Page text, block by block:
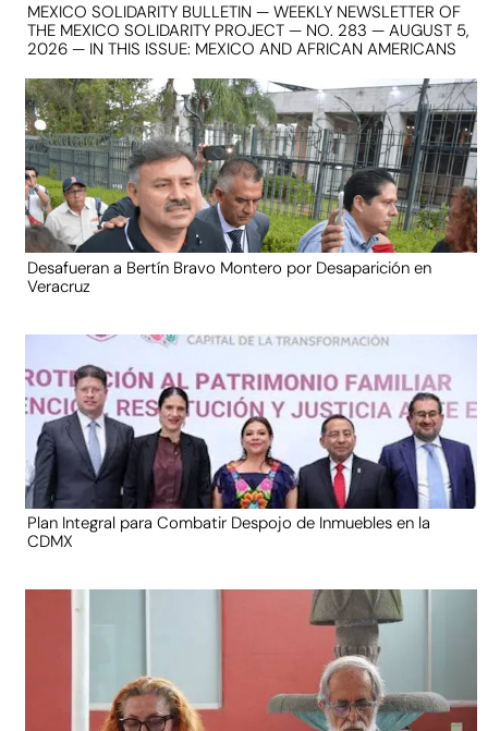
MEXICO SOLIDARITY BULLETIN — WEEKLY NEWSLETTER OF
THE MEXICO SOLIDARITY PROJECT — NO. 283 — AUGUST 5,
2026 — IN THIS ISSUE: MEXICO AND AFRICAN AMERICANS
Desafueran a Bertín Bravo Montero por Desaparición en
Veracruz
Plan Integral para Combatir Despojo de Inmuebles en la
CDMX